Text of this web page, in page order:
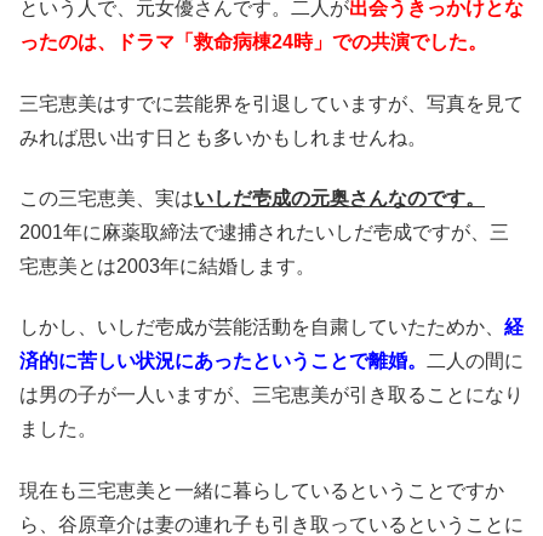
という人で、元女優さんです。
二人が出会うきっかけとな
ったのは、ドラマ「救命病棟24時」での共演でした。
三宅恵美はすでに芸能界を引退していますが、写真を見て
みれば思い出す日とも多いかもしれませんね。
この三宅恵美、実はいしだ壱成の元奥さんなのです。
2001年に麻薬取締法で逮捕されたいしだ壱成ですが、三
宅恵美とは2003年に結婚します。
しかし、いしだ壱成が芸能活動を自粛していたためか、 経
済的に苦しい状況にあったということで離婚。 二人の間に
は男の子が一人いますが、三宅恵美が引き取ることになり
ました。
現在も三宅恵美と一緒に暮らしているということですか
ら、谷原章介は妻の連れ子も引き取っているということに